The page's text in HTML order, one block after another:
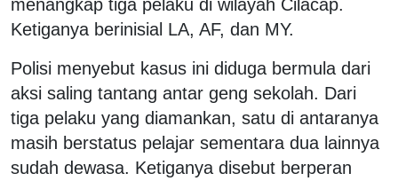
menangkap tiga pelaku di wilayah Cilacap.
Ketiganya berinisial LA, AF, dan MY.
Polisi menyebut kasus ini diduga bermula dari
aksi saling tantang antar geng sekolah. Dari
tiga pelaku yang diamankan, satu di antaranya
masih berstatus pelajar sementara dua lainnya
sudah dewasa. Ketiganya disebut berperan